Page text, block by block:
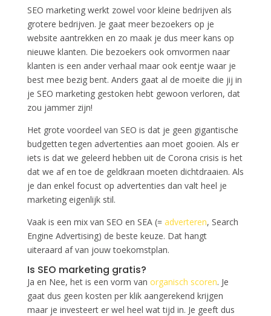
SEO marketing werkt zowel voor kleine bedrijven als
grotere bedrijven. Je gaat meer bezoekers op je
website aantrekken en zo maak je dus meer kans op
nieuwe klanten. Die bezoekers ook omvormen naar
klanten is een ander verhaal maar ook eentje waar je
best mee bezig bent. Anders gaat al de moeite die jij in
je SEO marketing gestoken hebt gewoon verloren, dat
zou jammer zijn!
Het grote voordeel van SEO is dat je geen gigantische
budgetten tegen advertenties aan moet gooien. Als er
iets is dat we geleerd hebben uit de Corona crisis is het
dat we af en toe de geldkraan moeten dichtdraaien. Als
je dan enkel focust op advertenties dan valt heel je
marketing eigenlijk stil.
Vaak is een mix van SEO en SEA (= adverteren, Search
Engine Advertising) de beste keuze. Dat hangt
uiteraard af van jouw toekomstplan.
Is SEO marketing gratis?
Ja en Nee, het is een vorm van organisch scoren. Je
gaat dus geen kosten per klik aangerekend krijgen
maar je investeert er wel heel wat tijd in. Je geeft dus